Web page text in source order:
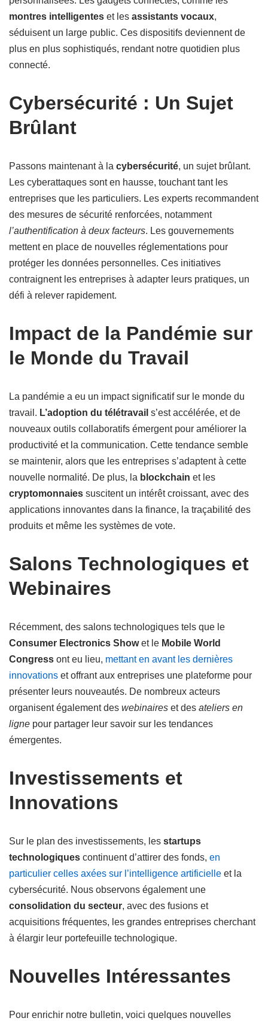
montres intelligentes et les assistants vocaux,
séduisent un large public. Ces dispositifs deviennent de
plus en plus sophistiqués, rendant notre quotidien plus
connecté.
Cybersécurité : Un Sujet
Brûlant
Passons maintenant à la cybersécurité, un sujet brûlant.
Les cyberattaques sont en hausse, touchant tant les
entreprises que les particuliers. Les experts recommandent
des mesures de sécurité renforcées, notamment
l’authentification à deux facteurs. Les gouvernements
mettent en place de nouvelles réglementations pour
protéger les données personnelles. Ces initiatives
contraignent les entreprises à adapter leurs pratiques, un
défi à relever rapidement.
Impact de la Pandémie sur
le Monde du Travail
La pandémie a eu un impact significatif sur le monde du
travail. L’adoption du télétravail s’est accélérée, et de
nouveaux outils collaboratifs émergent pour améliorer la
productivité et la communication. Cette tendance semble
se maintenir, alors que les entreprises s’adaptent à cette
nouvelle normalité. De plus, la blockchain et les
cryptomonnaies suscitent un intérêt croissant, avec des
applications innovantes dans la finance, la traçabilité des
produits et même les systèmes de vote.
Salons Technologiques et
Webinaires
Récemment, des salons technologiques tels que le
Consumer Electronics Showet le Mobile World
Congress ont eu lieu, mettant en avant les dernières
innovations et offrant aux entreprises une plateforme pour
présenter leurs nouveautés. De nombreux acteurs
organisent également des webinaires et des ateliers en
ligne pour partager leur savoir sur les tendances
émergentes.
Investissements et
Innovations
Sur le plan des investissements, les startups
technologiques continuent d’attirer des fonds, en
particulier celles axées sur l’intelligence artificielle et la
cybersécurité. Nous observons également une
consolidation du secteur, avec des fusions et
acquisitions fréquentes, les grandes entreprises cherchant
à élargir leur portefeuille technologique.
Nouvelles Intéressantes
Pour enrichir notre bulletin, voici quelques nouvelles